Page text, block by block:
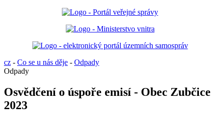
cz - Co se u nás děje - Odpady
Odpady
Osvědčení o úspoře emisí - Obec Zubčice
2023